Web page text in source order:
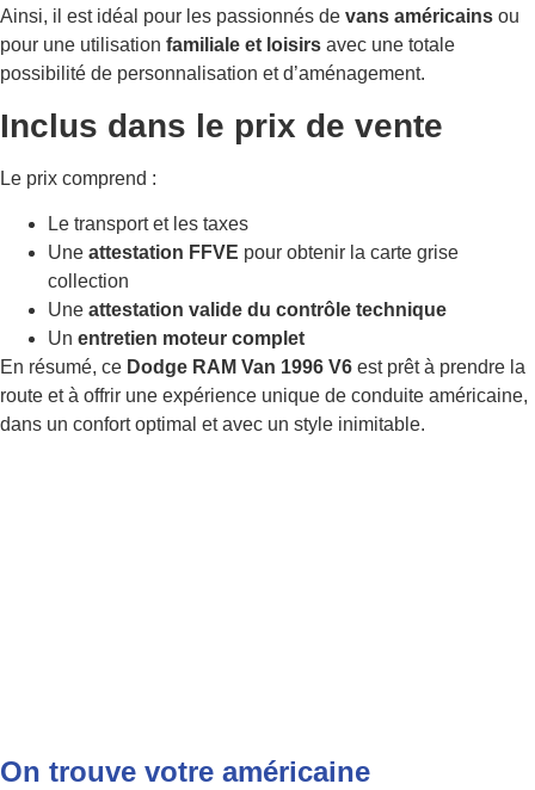
Ainsi, il est idéal pour les passionnés de vans américains ou
pour une utilisation familiale et loisirs avec une totale
possibilité de personnalisation et d’aménagement.
Inclus dans le prix de vente
Le prix comprend :
Le transport et les taxes
Une attestation FFVE pour obtenir la carte grise
collection
Une attestation valide du contrôle technique
Un entretien moteur complet
En résumé, ce Dodge RAM Van 1996 V6 est prêt à prendre la
route et à offrir une expérience unique de conduite américaine,
dans un confort optimal et avec un style inimitable.
On trouve votre américaine